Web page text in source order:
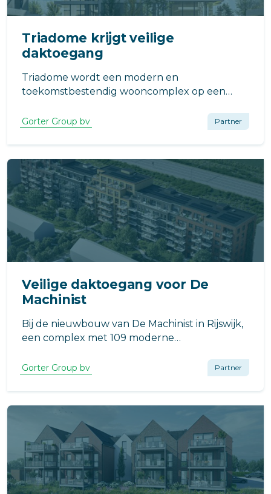
Triadome krijgt veilige
daktoegang
Triadome wordt een modern en
toekomstbestendig wooncomplex op een
speelt een bescheiden maar belangrijke rol
binnen het totale ontwerp, omdat veilige
inspectie en onderhoud van het dak cruciaal
zijn.
Gorter Group bv Partner
Veilige daktoegang voor De
Machinist
Bij de nieuwbouw van De Machinist in Rijswijk,
een complex met 109 moderne
essentieel onderdeel van het ontwerp.
Gorter Group bv Partner